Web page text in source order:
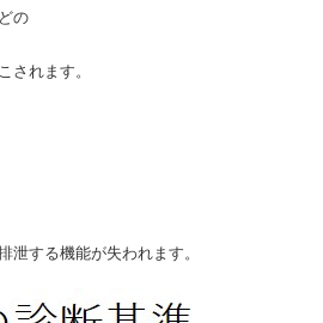
の
れます。
する機能が失われます。